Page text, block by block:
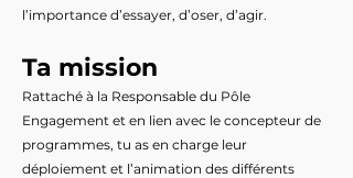
l’importance d’essayer, d’oser, d’agir.
Ta mission
Rattaché à la Responsable du Pôle
Engagement et en lien avec le concepteur de
programmes, tu as en charge leur
déploiement et l’animation des différents